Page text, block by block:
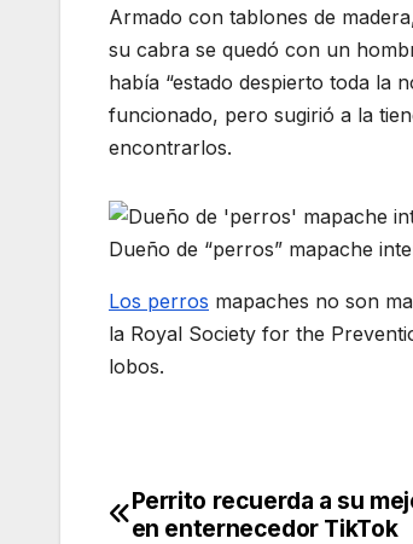
Armado con tablones de
su cabra se quedó con un
había “estado despierto toda la
funcionado, pero sugirió a la
encontrarlos.
Dueño de “perros” mapache
Los perros mapaches no son
la Royal Society for the
lobos.
Navegación
Perrito recuerda a su
en enternecedor TikTok